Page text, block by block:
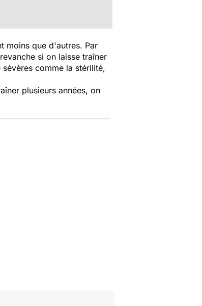
moins que d'autres. Par
si on laisse traîner
comme la stérilité,
plusieurs années, on